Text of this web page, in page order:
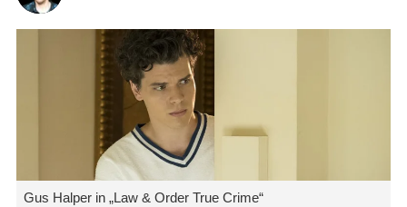
Gus Halper in „Law & Order True Crime“